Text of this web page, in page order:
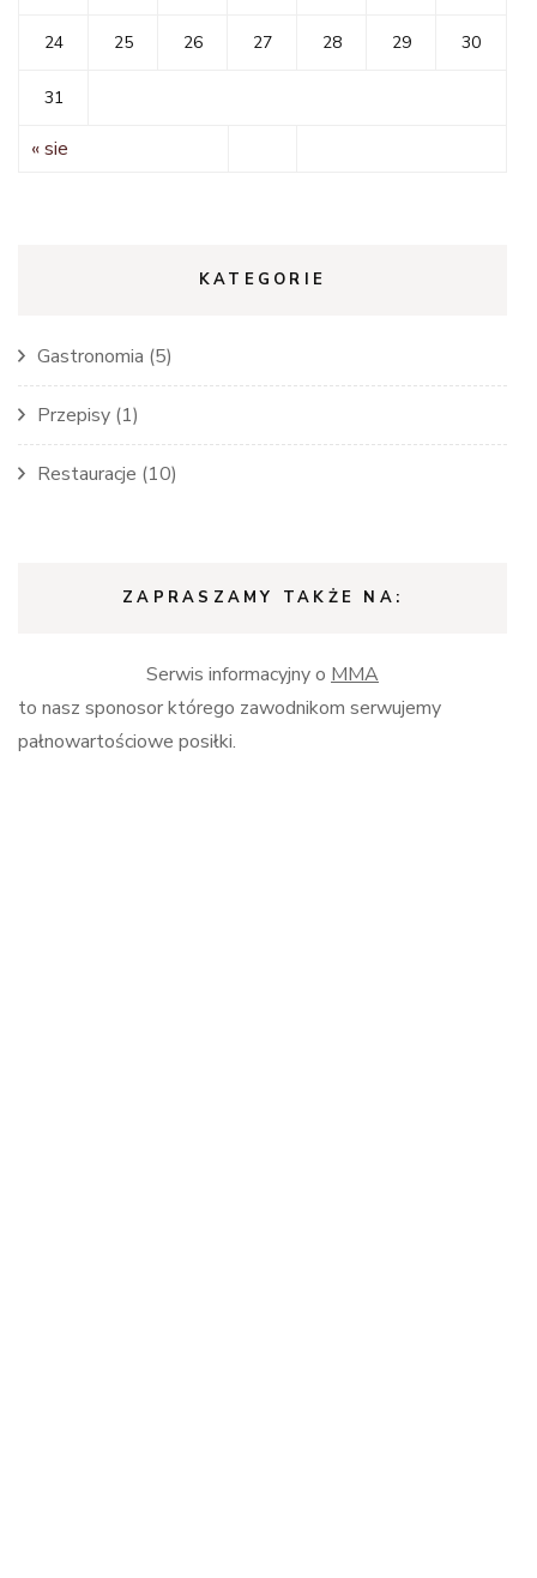
24 25 26 27 28 29 30
31
« sie
KATEGORIE
Gastronomia (5)
Przepisy (1)
Restauracje (10)
ZAPRASZAMY TAKŻE NA:
Serwis informacyjny o MMA
to nasz sponosor którego zawodnikom serwujemy
pałnowartościowe posiłki.